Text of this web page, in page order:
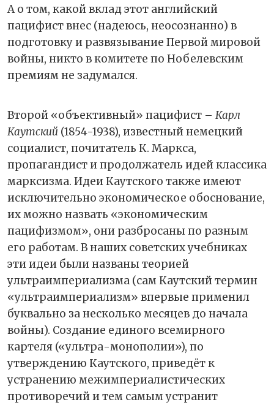
А о том, какой вклад этот английский
пацифист внес (надеюсь, неосознанно) в
подготовку и развязывание Первой мировой
войны, никто в комитете по Нобелевским
премиям не задумался.
Второй «объективный» пацифист – Карл
Каутский (1854-1938), известный немецкий
социалист, почитатель К. Маркса,
пропагандист и продолжатель идей классика
марксизма. Идеи Каутского также имеют
исключительно экономическое обоснование,
их можно назвать «экономическим
пацифизмом», они разбросаны по разным
его работам. В наших советских учебниках
эти идеи были названы теорией
ультраимпериализма (сам Каутский термин
«ультраимпериализм» впервые применил
буквально за несколько месяцев до начала
войны). Создание единого всемирного
картеля («ультра-монополии»), по
утверждению Каутского, приведёт к
устранению межимпериалистических
противоречий и тем самым устранит